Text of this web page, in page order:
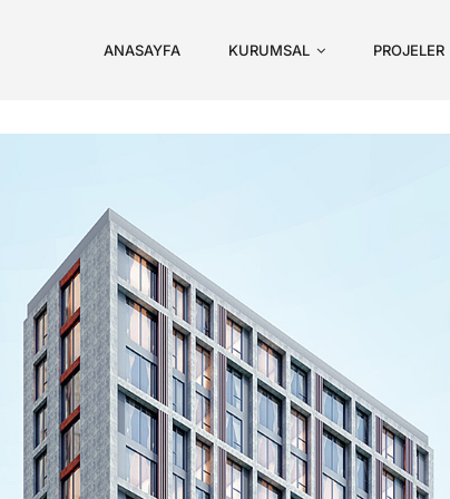
ANASAYFA KURUMSAL PROJELER